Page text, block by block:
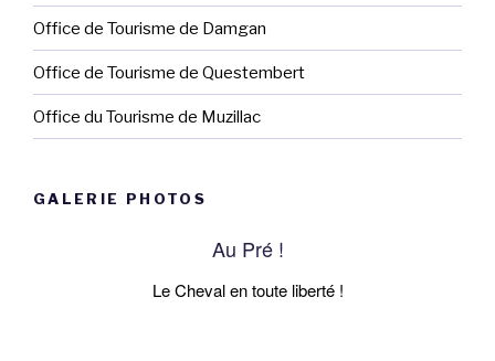
Office de Tourisme de Damgan
Office de Tourisme de Questembert
Office du Tourisme de Muzillac
GALERIE PHOTOS
Au Pré !
Le Cheval en toute liberté !